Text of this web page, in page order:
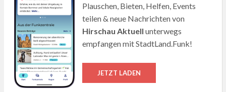
Plauschen, Bieten, Helfen, Events
teilen & neue Nachrichten von
Hirschau Aktuell unterwegs
empfangen mit StadtLand.Funk!
JETZT LADEN